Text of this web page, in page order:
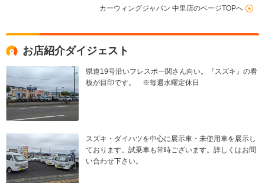
カーウィングジャパン 中里店のページTOPへ
お店紹介ダイジェスト
県道19号沿いフレスポ一関さん向い。『スズキ』の看
板が目印です。 ※毎週水曜定休日
スズキ・ダイハツを中心に展示車・未使用車を展示し
ております。試乗車も常時ございます。詳しくはお問
い合わせ下さい。